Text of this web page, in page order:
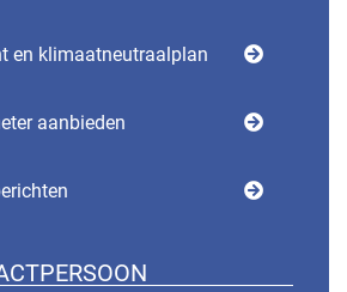
en klimaatneutraalplan
aanbieden